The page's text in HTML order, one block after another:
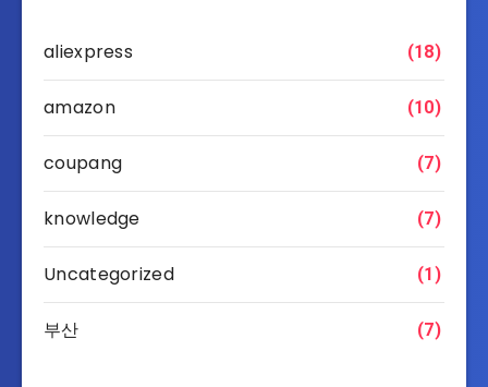
aliexpress (18)
amazon (10)
coupang (7)
knowledge (7)
Uncategorized (1)
부산 (7)